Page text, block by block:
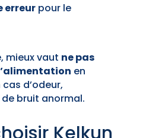
erreurpour le
mieux vaut ne pas
en
d’odeur,
bruit anormal.